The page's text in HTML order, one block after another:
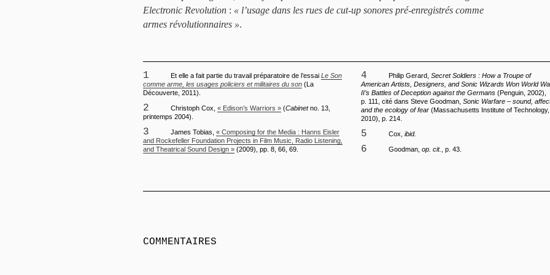
Electronic Revolution : « l’usage dans les rues de cut-up sonores pré-enregistrés comme
armes révolutionnaires ».
1 Et elle a fait partie du travail préparatoire de l’essai Le Son
comme arme, les usages policiers et militaires du son (La
Découverte, 2011).
2 Christoph Cox, « Edison’s Warriors » (Cabinetno. 13,
printemps 2004).
3 James Tobias, « Composing for the Media : Hanns Eisler
and Rockefeller Foundation Projects in Film Music, Radio Listening,
and Theatrical Sound Design » (2009), pp. 8, 66, 69.
4 Philip Gerard, Secret Soldiers : How a Troupe of
American Artists, Designers, and Sonic Wizards Won World
II’s Battles of Deception against the Germans (Penguin, 2002),
p. 111, cité dans Steve Goodman, Sonic Warfare – sound,
and the ecology of fear (Massachusetts Institute of Technology,
2010), p. 214.
5 Cox, ibid.
6 Goodman, op. cit. , p. 43.
COMMENTAIRES